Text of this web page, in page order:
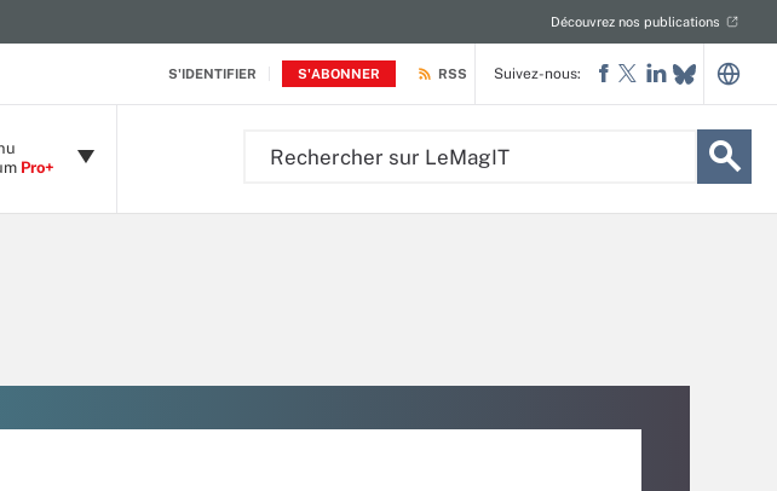
S'IDENTIFIER S'ABONNER
Découvrez nos publications
RSS
Pro+
Suivez-nous: